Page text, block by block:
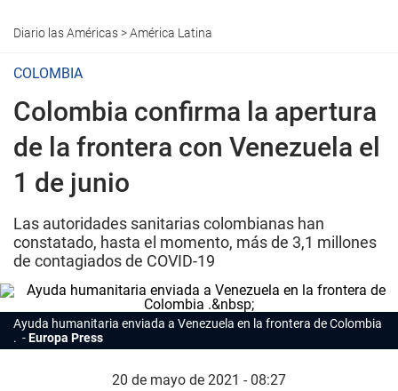
Diario las Américas>América Latina
COLOMBIA
Colombia confirma la apertura
de la frontera con Venezuela el
1 de junio
Las autoridades sanitarias colombianas han
constatado, hasta el momento, más de 3,1 millones
de contagiados de COVID-19
Ayuda humanitaria enviada a Venezuela en la frontera de Colombia
.
Europa Press
20 de mayo de 2021 - 08:27